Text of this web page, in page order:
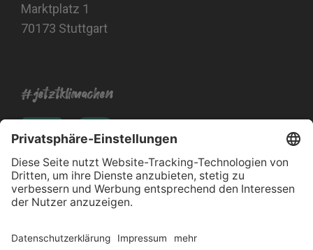
Marktplatz 1
70173 Stuttgart
#jetztklimachen